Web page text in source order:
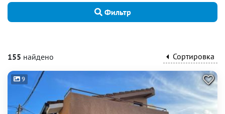
Фильтр
155 найдено Сортировка
9